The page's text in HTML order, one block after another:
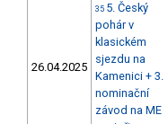
26.04.2025
35 5. Český
pohár v
klasickém
sjezdu na
Kamenici + 3.
nominační
závod na ME